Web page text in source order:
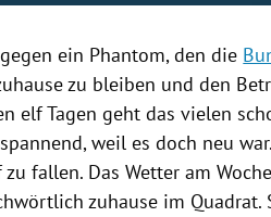
ein Phantom, den die
zu bleiben und den
elf Tagen geht das vielen
weil es doch neu
zu fallen. Das Wetter am
zuhause im Quadrat.